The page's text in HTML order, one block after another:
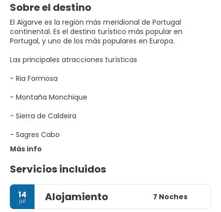
Sobre el destino
El Algarve es la región más meridional de Portugal
continental. Es el destino turístico más popular en
Portugal, y uno de los más populares en Europa.
Las principales atracciones turísticas
- Ria Formosa
- Montaña Monchique
- Sierra de Caldeira
- Sagres Cabo
Más info
Servicios incluidos
14
jul Alojamiento 7 Noches